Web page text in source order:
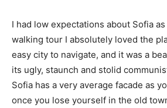
I had low expectations about Sofia
walking tour I absolutely loved the
easy city to navigate, and it was a
its ugly, staunch and stolid
Sofia has a very average facade as
once you lose yourself in the old